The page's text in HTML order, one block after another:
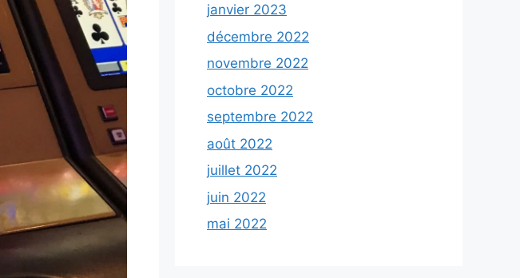
janvier 2023
décembre 2022
novembre 2022
octobre 2022
septembre 2022
août 2022
juillet 2022
juin 2022
mai 2022